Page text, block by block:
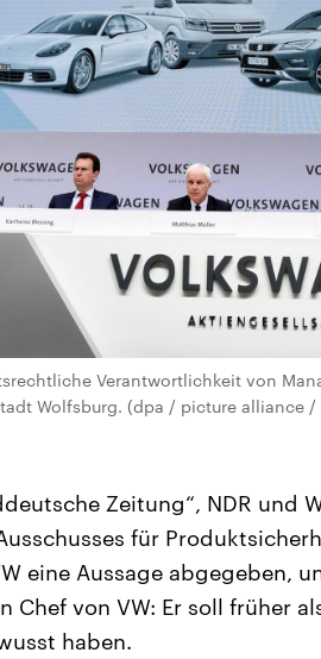
Verantwortlichkeit von
Wolfsburg. (dpa / picture alliance /
Zeitung“, NDR und
für
eine Aussage abgegeben,
Chef von VW: Er soll früher
haben.